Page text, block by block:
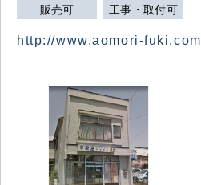
販売可 工事・取付可
http://www.aomori-fuki.com